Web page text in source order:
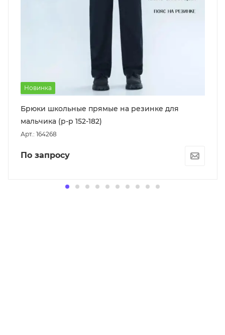
Новинка
Брюки школьные прямые на резинке для
мальчика (р-р 152-182)
Арт.: 164268
По запросу